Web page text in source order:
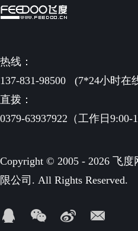
热线：
137-831-98500
(7*24小时在
直拨：
0379-63937922（工作日9:00-
Copyright © 2005 - 2026 飞
限公司. All Rights Reserved.